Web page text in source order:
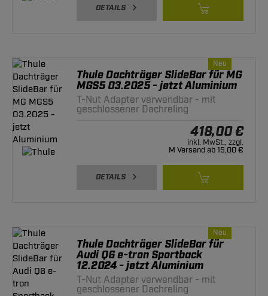
DETAILS
Neu
Thule Dachträger SlideBar für MG
MGS5 03.2025 - jetzt Aluminium
T-Nut Adapter verwendbar - mit
geschlossener Dachreling
418,00 €
inkl. MwSt., zzgl.
M Versand ab 15,00 €
DETAILS
Neu
Thule Dachträger SlideBar für
Audi Q6 e-tron Sportback
12.2024 - jetzt Aluminium
T-Nut Adapter verwendbar - mit
geschlossener Dachreling